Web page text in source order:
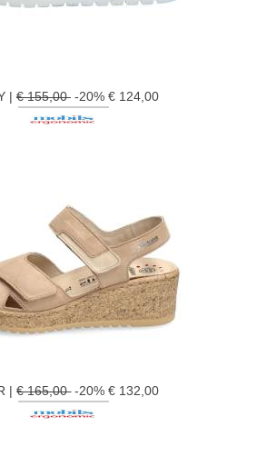
| € 155,00-20% € 124,00
|€ 165,00-20% € 132,00